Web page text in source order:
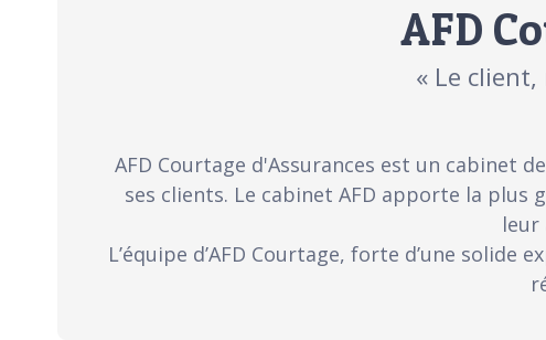
AFD
« Le
AFD Courtage d'Assurances est un cabinet
ses clients. Le cabinet AFD apporte la
leur
L’équipe d’AFD Courtage, forte d’une